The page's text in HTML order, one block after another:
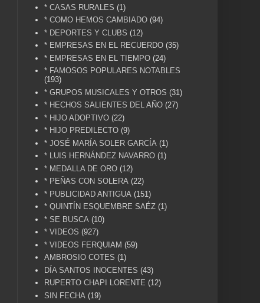
* CASAS RURALES (1)
* COMO HEMOS CAMBIADO (94)
* DEPORTES Y CLUBS (12)
* EMPRESAS EN EL RECUERDO (35)
* EMPRESAS EN EL TIEMPO (24)
* FAMOSOS POPULARES NOTABLES
(193)
* GRUPOS MUSICALES Y OTROS (31)
* HECHOS SALIENTES DEL AÑO (27)
* HIJO ADOPTIVO (22)
* HIJO PREDILECTO (9)
* JOSÉ MARÍA SOLER GARCÍA (1)
* LUIS HERNÁNDEZ NAVARRO (1)
* MEDALLA DE ORO (12)
* PEÑAS CON SOLERA (22)
* PUBLICIDAD ANTIGUA (151)
* QUINTÍN ESQUEMBRE SAÉZ (1)
* SE BUSCA (10)
* VIDEOS (927)
* VIDEOS FERQUIAM (59)
AMBROSIO COTES (1)
DÍA SANTOS INOCENTES (43)
RUPERTO CHAPI LORENTE (12)
SIN FECHA (19)